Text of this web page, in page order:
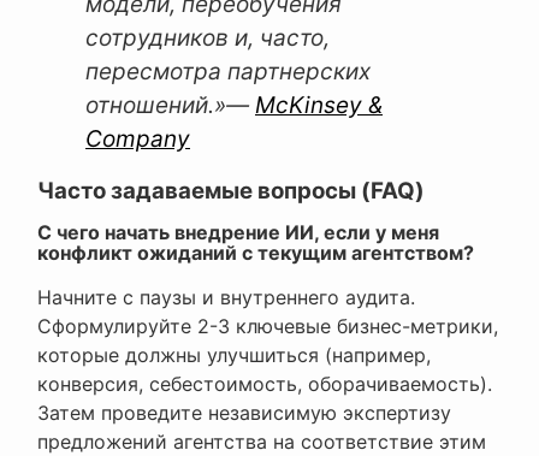
сотрудников и, часто,
пересмотра партнерских
отношений.»—McKinsey &
Company
Часто задаваемые вопросы (FAQ)
С чего начать внедрение ИИ, если у меня
конфликт ожиданий с текущим агентством?
Начните с паузы и внутреннего аудита.
Сформулируйте 2-3 ключевые бизнес-метрики,
которые должны улучшиться (например,
конверсия, себестоимость, оборачиваемость).
Затем проведите независимую экспертизу
предложений агентства на соответствие этим